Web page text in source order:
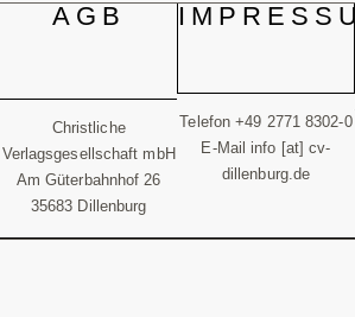
AGB
Christliche
Verlagsgesellschaft mbH
Am Güterbahnhof 26
35683 Dillenburg
Telefon +49 2771 8302-0
E-Mail info [at] cv-
dillenburg.de